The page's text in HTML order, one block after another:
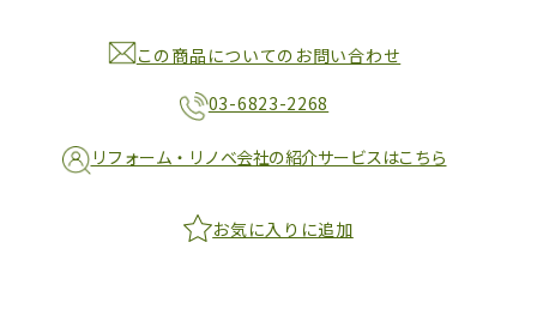
この商品についてのお問い合わせ
03-6823-2268
リフォーム・リノベ会社の紹介サービスはこちら
お気に入りに追加